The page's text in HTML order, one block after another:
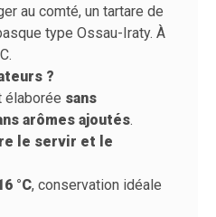
au comté, un tartare de
type Ossau-Iraty. À
?
élaborée sans
arômes ajoutés.
le servir et le
°C, conservation idéale